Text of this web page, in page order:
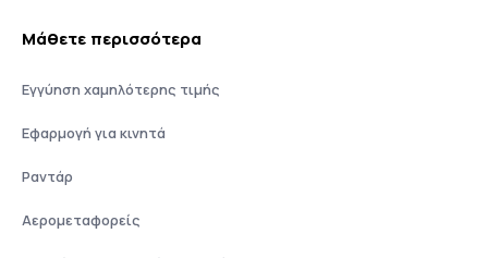
Μάθετε περισσότερα
Εγγύηση χαμηλότερης τιμής
Εφαρμογή για κινητά
Ραντάρ
Αερομεταφορείς